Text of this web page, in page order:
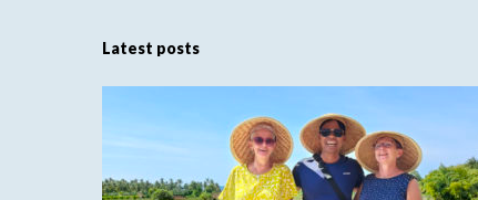
Latest posts